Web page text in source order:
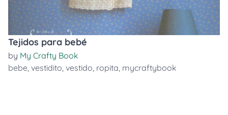
Tejidos para bebé
by My Crafty Book
bebe, vestidito, vestido, ropita, mycraftybook